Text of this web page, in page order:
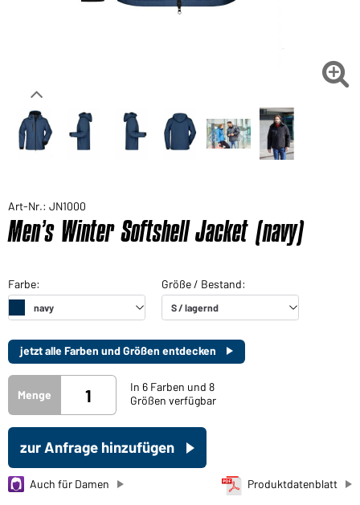

Art-Nr.: JN1000
Men’s Winter Softshell Jacket (navy)
jetzt alle Farben und Größen entdecken
Menge
In 6 Farben und 8
Größen verfügbar
zur Anfrage hinzufügen
Produktdatenblatt
Auch für Damen